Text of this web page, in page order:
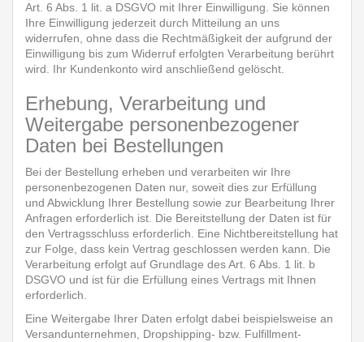
Art. 6 Abs. 1 lit. a DSGVO mit Ihrer Einwilligung. Sie können
Ihre Einwilligung jederzeit durch Mitteilung an uns
widerrufen, ohne dass die Rechtmäßigkeit der aufgrund der
Einwilligung bis zum Widerruf erfolgten Verarbeitung berührt
wird. Ihr Kundenkonto wird anschließend gelöscht.
Erhebung, Verarbeitung und
Weitergabe personenbezogener
Daten bei Bestellungen
Bei der Bestellung erheben und verarbeiten wir Ihre
personenbezogenen Daten nur, soweit dies zur Erfüllung
und Abwicklung Ihrer Bestellung sowie zur Bearbeitung Ihrer
Anfragen erforderlich ist. Die Bereitstellung der Daten ist für
den Vertragsschluss erforderlich. Eine Nichtbereitstellung hat
zur Folge, dass kein Vertrag geschlossen werden kann. Die
Verarbeitung erfolgt auf Grundlage des Art. 6 Abs. 1 lit. b
DSGVO und ist für die Erfüllung eines Vertrags mit Ihnen
erforderlich.
Eine Weitergabe Ihrer Daten erfolgt dabei beispielsweise an
Versandunternehmen, Dropshipping- bzw. Fulfillment-